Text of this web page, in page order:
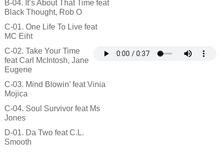
B-04. It’s About That Time feat
Black Thought, Rob O
C-01. One Life To Live feat
MC Eiht
C-02. Take Your Time
feat Carl McIntosh, Jane
Eugene
C-03. Mind Blowin’ feat Vinia
Mojica
C-04. Soul Survivor feat Ms
Jones
D-01. Da Two feat C.L.
Smooth